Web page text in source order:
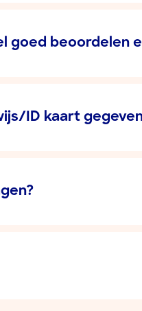
goed beoordelen
ID kaart